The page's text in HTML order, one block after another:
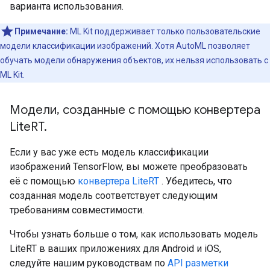
варианта использования.
Примечание: ML Kit поддерживает только пользовательские
модели классификации изображений. Хотя AutoML позволяет
обучать модели обнаружения объектов, их нельзя использовать с
ML Kit.
Модели, созданные с помощью конвертера
LiteRT.
Если у вас уже есть модель классификации
изображений TensorFlow, вы можете преобразовать
её с помощью конвертера LiteRT . Убедитесь, что
созданная модель соответствует следующим
требованиям совместимости.
Чтобы узнать больше о том, как использовать модель
LiteRT в ваших приложениях для Android и iOS,
следуйте нашим руководствам по API разметки